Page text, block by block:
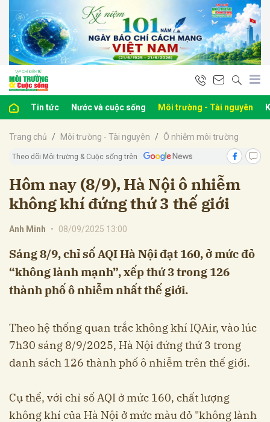
Tin tức Nước và cuộc sống Môi trường - Tài nguyên
Trang chủ Môi trường - Tài nguyên Ô nhiễm môi trường
Theo dõi Môi trường & Cuộc sống trên
Hôm nay (8/9), Hà Nội ô nhiễm
không khí đứng thứ 3 thế giới
Anh Minh • 08/09/2025 13:00
Sáng 8/9, chỉ số AQI Hà Nội đạt 160, ở mức đỏ
“không lành mạnh”, xếp thứ 3 trong 126
thành phố ô nhiễm nhất thế giới.
Theo hệ thống quan trắc không khí IQAir, vào lúc
7h30 sáng 8/9/2025, Hà Nội đứng thứ 3 trong
danh sách 126 thành phố ô nhiễm trên thế giới.
Cụ thể, với chỉ số AQI ở mức 160, chất lượng
không khí của Hà Nội ở mức màu đỏ "không lành
luận
Hủy